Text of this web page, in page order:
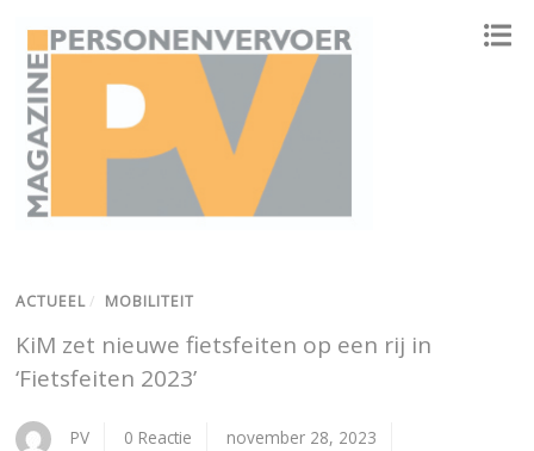
ACTUEEL / MOBILITEIT
KiM zet nieuwe fietsfeiten op een rij in
‘Fietsfeiten 2023’
PV 0 Reactie november 28, 2023